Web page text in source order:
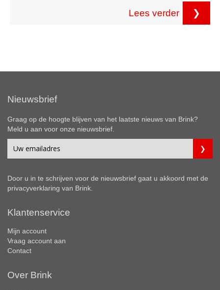
Lees verder ❯
Nieuwsbrief
Graag op de hoogte blijven van het laatste nieuws van Brink?
Meld u aan voor onze nieuwsbrief.
Door u in te schrijven voor de nieuwsbrief gaat u akkoord met de
privacyverklaring van Brink.
Klantenservice
Mijn account
Vraag account aan
Contact
Over Brink